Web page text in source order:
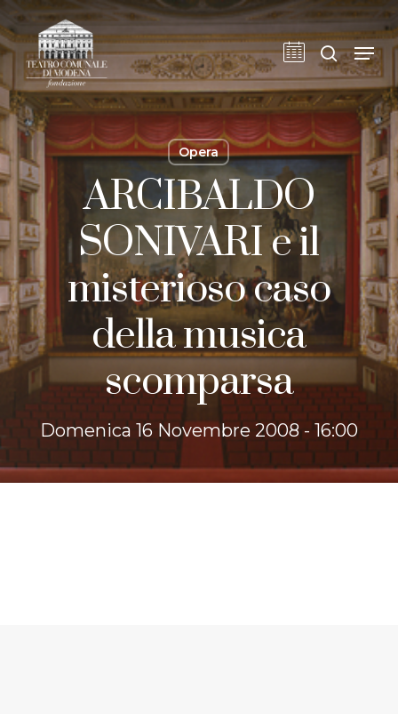
Skip
to
main
content
cerca
Opera
ARCIBALDO
SONIVARI e il
misterioso caso
della musica
scomparsa
Domenica 16 Novembre 2008 - 16:00